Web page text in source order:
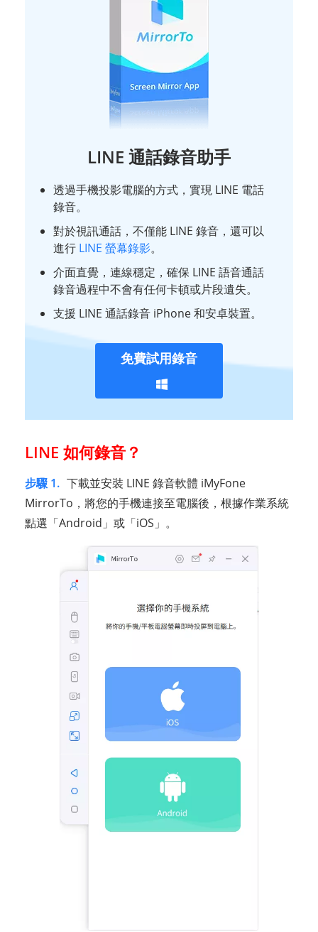
LINE 通話錄音助手
透過手機投影電腦的方式，實現 LINE 電話
錄音。
對於視訊通話，不僅能 LINE 錄音，還可以
進行 LINE 螢幕錄影。
介面直覺，連線穩定，確保 LINE 語音通話
錄音過程中不會有任何卡頓或片段遺失。
支援 LINE 通話錄音 iPhone 和安卓裝置。
免費試用錄音
LINE 如何錄音？
步驟 1. 下載並安裝 LINE 錄音軟體 iMyFone
MirrorTo，將您的手機連接至電腦後，根據作業系統
點選「Android」或「iOS」。